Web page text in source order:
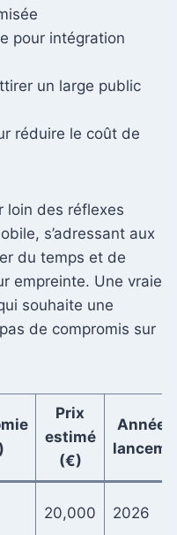
pour intégration
un large public
réduire le coût de
loin des réflexes
s’adressant aux
du temps et de
empreinte. Une vraie
souhaite une
de compromis sur
Prix
estimé
(€)
Année
20,000 2026